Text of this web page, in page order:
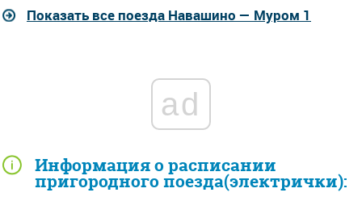
Информация о расписании
пригородного поезда(электрички):
Показать все поезда Навашино — Муром 1
ad